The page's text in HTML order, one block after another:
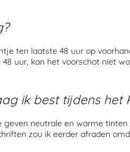
ten laatste 48 uur op
uur, kan het voorschot niet
ik best tijdens het
geven neutrale en warme
zou ik eerder afraden